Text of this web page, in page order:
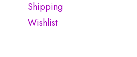
Shipping
Wishlist